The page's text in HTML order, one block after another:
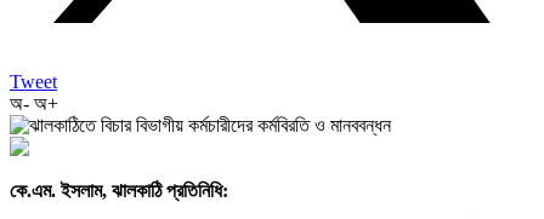
Tweet
অ- অ+
কে.এম. ইসলাম, ঝালকাঠি প্রতিনিধি: